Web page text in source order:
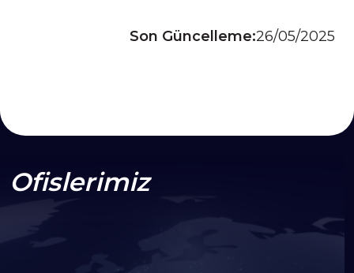
Son Güncelleme:26/05/2025
Ofislerimiz